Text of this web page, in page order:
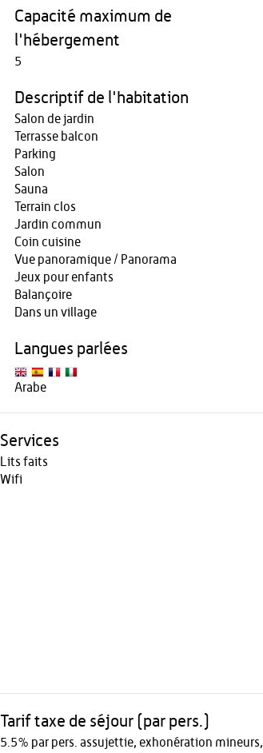
Capacité maximum de
l'hébergement
5
Descriptif de l'habitation
Salon de jardin
Terrasse balcon
Parking
Salon
Sauna
Terrain clos
Jardin commun
Coin cuisine
Vue panoramique / Panorama
Jeux pour enfants
Balançoire
Dans un village
Langues parlées
Arabe
Services
Lits faits
Wifi
Tarif taxe de séjour (par pers.)
5.5% par pers. assujettie, exhonération mineurs,